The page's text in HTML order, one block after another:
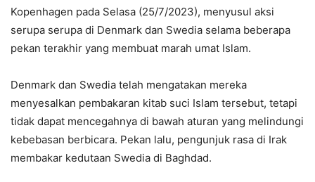
Kopenhagen pada Selasa (25/7/2023), menyusul aksi
serupa serupa di Denmark dan Swedia selama beberapa
pekan terakhir yang membuat marah umat Islam.
Denmark dan Swedia telah mengatakan mereka
menyesalkan pembakaran kitab suci Islam tersebut, tetapi
tidak dapat mencegahnya di bawah aturan yang melindungi
kebebasan berbicara. Pekan lalu, pengunjuk rasa di Irak
membakar kedutaan Swedia di Baghdad.